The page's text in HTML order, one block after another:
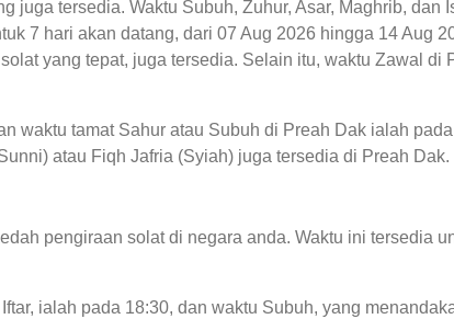
tersedia. Waktu Subuh, Zuhur, Asar, Maghrib, dan
7 hari akan datang, dari 07 Aug 2026 hingga 14 Aug
yang tepat, juga tersedia. Selain itu, waktu Zawal di
waktu tamat Sahur atau Subuh di Preah Dak ialah
atau Fiqh Jafria (Syiah) juga tersedia di Preah Dak.
pengiraan solat di negara anda. Waktu ini tersedia
ialah pada 18:30, dan waktu Subuh, yang